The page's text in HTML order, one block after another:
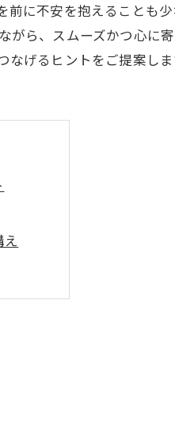
に不安を抱えることも
ら、スムーズかつ心に
げるヒントをご提案しま